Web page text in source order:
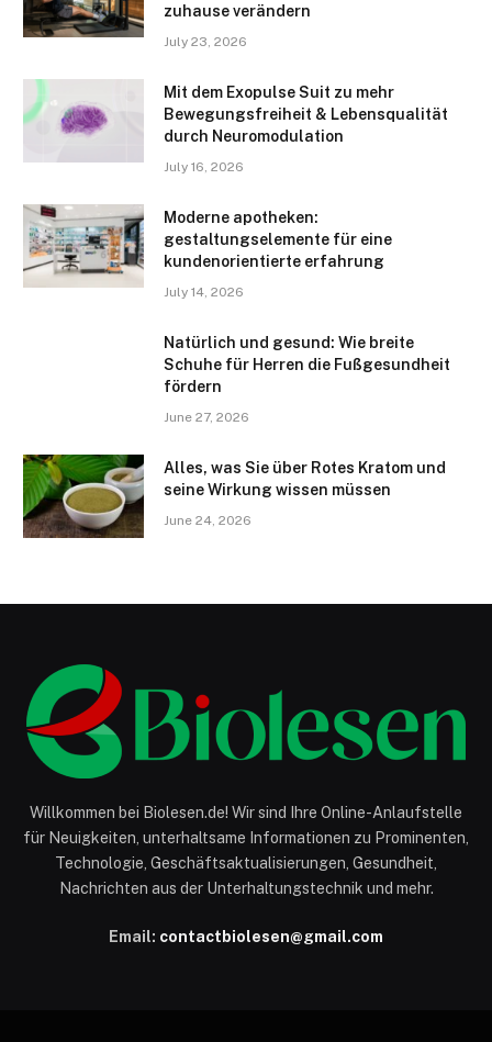
zuhause verändern
July 23, 2026
Mit dem Exopulse Suit zu mehr
Bewegungsfreiheit & Lebensqualität
durch Neuromodulation
July 16, 2026
Moderne apotheken:
gestaltungselemente für eine
kundenorientierte erfahrung
July 14, 2026
Natürlich und gesund: Wie breite
Schuhe für Herren die Fußgesundheit
fördern
June 27, 2026
Alles, was Sie über Rotes Kratom und
seine Wirkung wissen müssen
June 24, 2026
Willkommen bei Biolesen.de! Wir sind Ihre Online-Anlaufstelle
für Neuigkeiten, unterhaltsame Informationen zu Prominenten,
Technologie, Geschäftsaktualisierungen, Gesundheit,
Nachrichten aus der Unterhaltungstechnik und mehr.
Email: contactbiolesen@gmail.com